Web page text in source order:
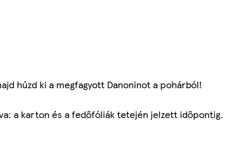
húzd ki a megfagyott Danoninot a pohárból!
a karton és a fedőfóliák tetején jelzett időpontig.